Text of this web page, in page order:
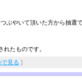
ぶやいて頂いた方から抽選
たものです。
で見る ]